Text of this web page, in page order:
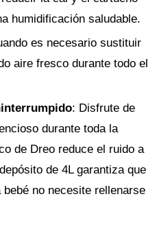
humidificación saludable.
es necesario sustituir
aire fresco durante todo el
: Disfrute de
durante toda la
de Dreo reduce el ruido a
de 4L garantiza que
no necesite rellenarse